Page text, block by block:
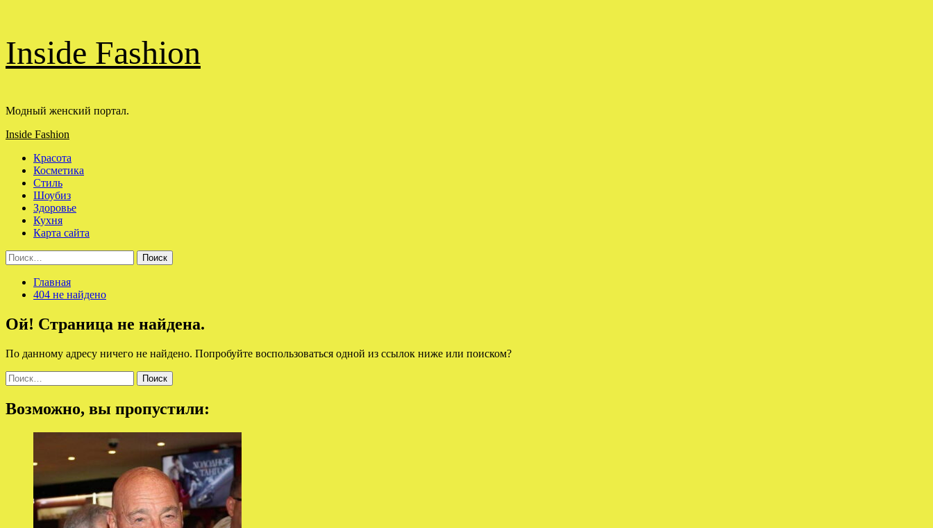
содержимому
Inside Fashion
Модный женский портал.
Основное
Inside Fashion
Красота
Косметика
Стиль
Шоубиз
Здоровье
Кухня
Карта сайта
Найти:
Главная
404 не найдено
Ой! Страница не найдена.
По данному адресу ничего не найдено. Попробуйте воспользоваться одной из ссылок ниже или поиском?
Найти:
Возможно, вы пропустили: